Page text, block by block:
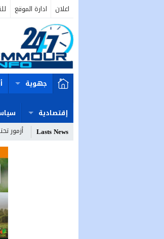
اعلان ادارة الموقع
جهوية
إقتصادية
Lasts News
أزمور